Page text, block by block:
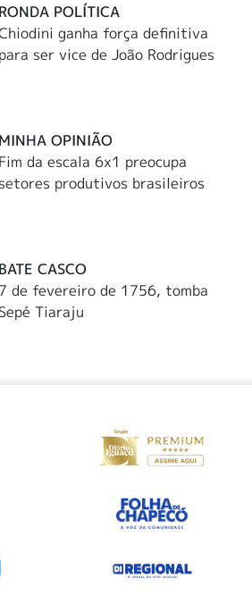
RONDA POLÍTICA
ganha força definitiva
para ser vice de João Rodrigues
MINHA OPINIÃO
Fim da escala 6x1 preocupa
setores produtivos brasileiros
BATE CASCO
7 de fevereiro de 1756, tomba
Sepé Tiaraju